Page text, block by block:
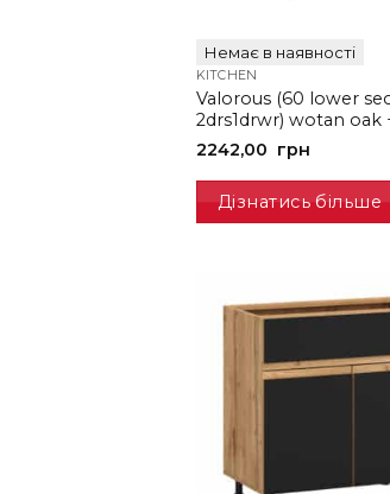
Немає в наявності
KITCHEN
Valorous (60 lower
2drs1drwr) wotan oak
2242,00 грн
Дізнатись більше